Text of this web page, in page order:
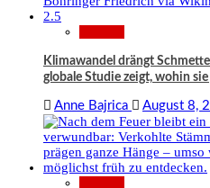
Klimawandel drängt
globale Studie zeigt, wohin
Anne Bajrica August 8,